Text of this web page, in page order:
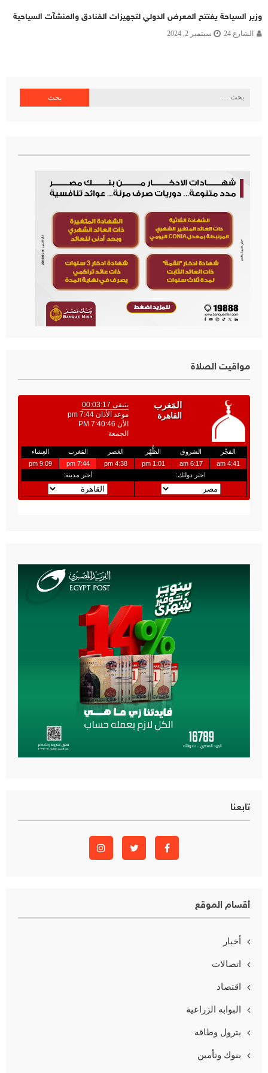
وزير السياحة يفتتح المعرض الدولي لتجهيزات الفنادق والمنشآت السياحية
الشارع 24 سبتمبر 2, 2024
البحث
مواقيت الصلاة
تابعنا
أقسام الموقع
أخبار
اتصالات
اقتصاد
البوابه الزراعية
بترول وطاقه
بنوك وتأمين